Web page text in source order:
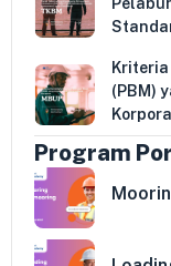
Kriteria
(PBM)
Program